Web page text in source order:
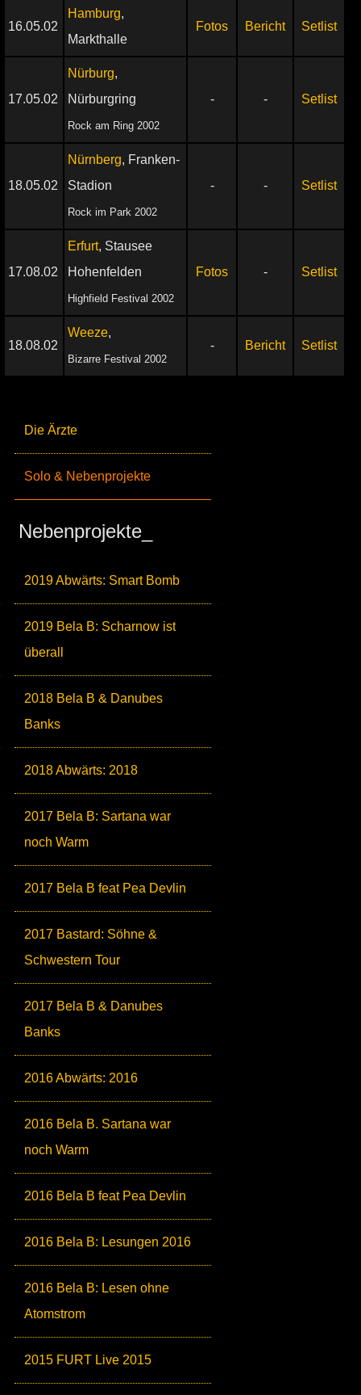
Die Ärzte
Solo & Nebenprojekte
Nebenprojekte_
2019 Abwärts: Smart Bomb
2019 Bela B: Scharnow ist
überall
2018 Bela B & Danubes
Banks
2018 Abwärts: 2018
2017 Bela B: Sartana war
noch Warm
2017 Bela B feat Pea Devlin
2017 Bastard: Söhne &
Schwestern Tour
2017 Bela B & Danubes
Banks
2016 Abwärts: 2016
2016 Bela B. Sartana war
noch Warm
2016 Bela B feat Pea Devlin
2016 Bela B: Lesungen 2016
2016 Bela B: Lesen ohne
Atomstrom
2015 FURT Live 2015
16.05.02
Hamburg,
Markthalle
Fotos Bericht Setlist
17.05.02
Nürburg,
Nürburgring
Rock am Ring 2002
- - Setlist
18.05.02
Nürnberg, Franken-
Stadion
Rock im Park 2002
- - Setlist
17.08.02
Erfurt, Stausee
Hohenfelden
Highfield Festival 2002
Fotos - Setlist
18.08.02
Weeze,
Bizarre Festival 2002
- Bericht Setlist